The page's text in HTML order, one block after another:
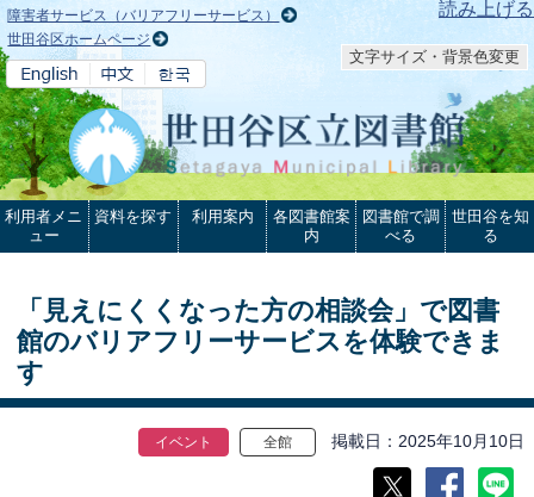
本文へ 読み上げる
障害者サービス（バリアフリーサービス）
世田谷区ホームページ
文字サイズ・背景色変更
利用者メニ
ュー
資料を探す 利用案内
各図書館案
内
図書館で調
べる
世田谷を知
る
「見えにくくなった方の相談会」で図書
館のバリアフリーサービスを体験できま
す
イベント 全館 掲載日 2025年10月10日